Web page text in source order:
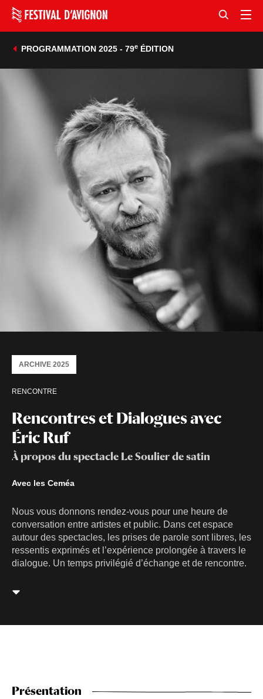
PROGRAMMATION 2025 - 79eÉDITION
Rencontres et Dialogues avec
Éric Ruf
À propos du spectacle Le Soulier de satin
RENCONTRE
ARCHIVE 2025
Avec les Ceméa
Nous vous donnons rendez-vous pour une heure de
conversation entre artistes et public. Dans cet espace
autour des spectacles, les prises de parole sont libres, les
ressentis exprimés et l’expérience prolongée à travers le
dialogue. Un temps privilégié d’échange et de rencontre.
Présentation